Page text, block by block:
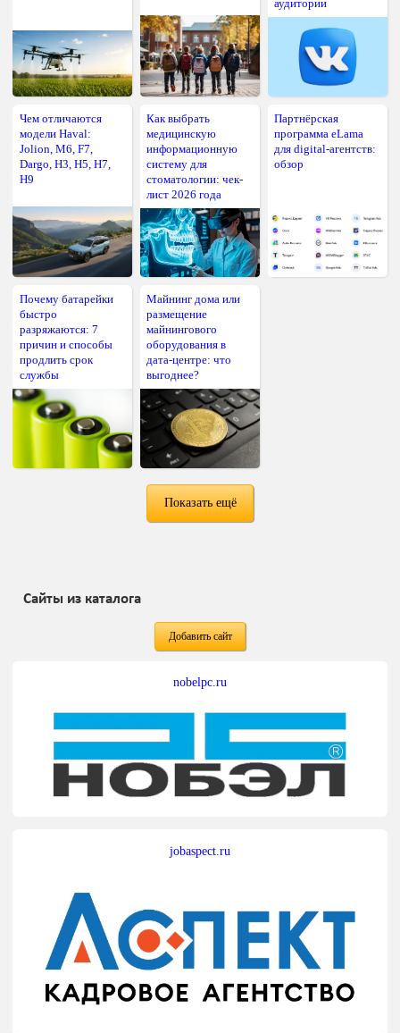
аудитории
Чем отличаются
модели Haval:
Jolion, M6, F7,
Dargo, H3, H5, H7,
H9
Как выбрать
медицинскую
информационную
систему для
стоматологии: чек-
лист 2026 года
Партнёрская
программа eLama
для digital-агентств:
обзор
Почему батарейки
быстро
разряжаются: 7
причин и способы
продлить срок
службы
Майнинг дома или
размещение
майнингового
оборудования в
дата-центре: что
выгоднее?
Показать ещё
Сайты из каталога
Добавить сайт
nobelpc.ru
jobaspect.ru